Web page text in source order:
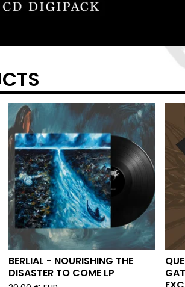
BERLIAL - NOURISHING THE
DISASTER TO COME LP